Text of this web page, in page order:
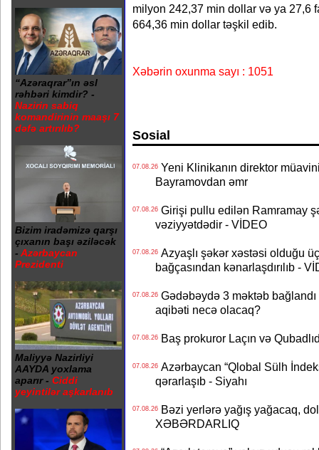
“Azəraqrar”ın əsl
rəhbəri kimdir? -
Nazirin sabiq
komandirinin maaşı 7
dəfə artırılıb?
Bizim iradəmizə qarşı
çıxanın başı əziləcək
- Azərbaycan
Prezidenti
Maliyyə Nazirliyi
AAYDA yoxlama
aparır - Ciddi
yeyintilər aşkarlanıb
milyon 242,37 min dollar və ya 27,6
664,36 min dollar təşkil edib.
Xəbərin oxunma sayı : 1051
Sosial
07.08.26Yeni Klinikanın direktor müavini
Bayramovdan əmr
07.08.26Girişi pullu edilən Ramramay
vəziyyətdədir - VİDEO
07.08.26Azyaşlı şəkər xəstəsi olduğu
bağçasından kənarlaşdırılıb -
07.08.26Gədəbəydə 3 məktəb
aqibəti necə olacaq?
07.08.26Baş prokuror Laçın və
07.08.26Azərbaycan “Qlobal Sülh
qərarlaşıb - Siyahı
07.08.26Bəzi yerlərə yağış yağacaq,
XƏBƏRDARLIQ